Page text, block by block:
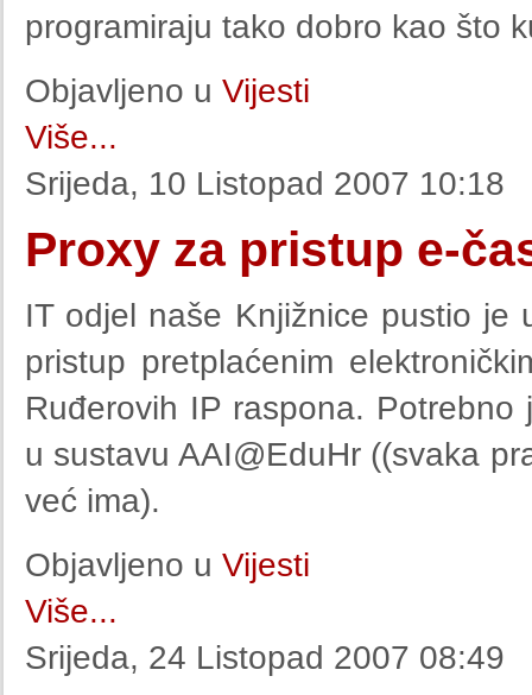
programiraju tako dobro kao što
Objavljeno u Vijesti
Više...
Srijeda, 10 Listopad 2007 10:18
Proxy za pristup e-
IT odjel naše Knjižnice pustio je
pristup pretplaćenim
Ruđerovih IP raspona.
u sustavu AAI@EduHr ((svaka
već ima).
Objavljeno u Vijesti
Više...
Srijeda, 24 Listopad 2007 08:49